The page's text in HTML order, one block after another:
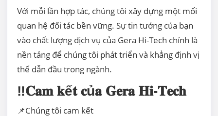
Với mỗi lần hợp tác, chúng tôi xây dựng một mối
quan hệ đối tác bền vững. Sự tin tưởng của bạn
vào chất lượng dịch vụ của Gera Hi-Tech chính là
nền tảng để chúng tôi phát triển và khẳng định vị
thế dẫn đầu trong ngành.
‼️𝐂𝐚𝐦 𝐤ế𝐭 𝐜ủ𝐚 𝐆𝐞𝐫𝐚 𝐇𝐢-𝐓𝐞𝐜𝐡
📌Chúng tôi cam kết